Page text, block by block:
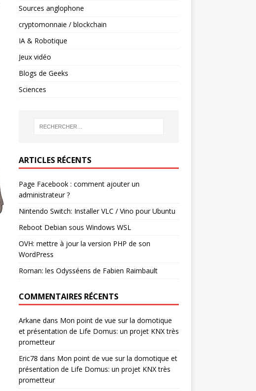
Sources anglophone
cryptomonnaie / blockchain
IA & Robotique
Jeux vidéo
Blogs de Geeks
Sciences
ARTICLES RÉCENTS
Page Facebook : comment ajouter un
administrateur ?
Nintendo Switch: Installer VLC / Vino pour Ubuntu
Reboot Debian sous Windows WSL
OVH: mettre à jour la version PHP de son
WordPress
Roman: les Odysséens de Fabien Raimbault
COMMENTAIRES RÉCENTS
Arkane dans Mon point de vue sur la domotique
et présentation de Life Domus: un projet KNX très
prometteur
Eric78 dans Mon point de vue sur la domotique et
présentation de Life Domus: un projet KNX très
prometteur